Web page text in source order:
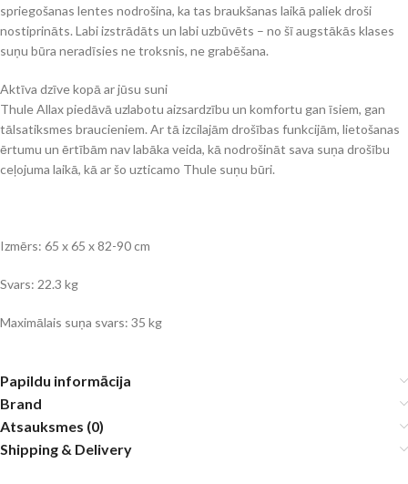
spriegošanas lentes nodrošina, ka tas braukšanas laikā paliek droši
nostiprināts. Labi izstrādāts un labi uzbūvēts – no šī augstākās klases
suņu būra neradīsies ne troksnis, ne grabēšana.
Aktīva dzīve kopā ar jūsu suni
Thule Allax piedāvā uzlabotu aizsardzību un komfortu gan īsiem, gan
tālsatiksmes braucieniem. Ar tā izcilajām drošības funkcijām, lietošanas
ērtumu un ērtībām nav labāka veida, kā nodrošināt sava suņa drošību
ceļojuma laikā, kā ar šo uzticamo Thule suņu būri.
Izmērs: 65 x 65 x 82-90 cm
Svars: 22.3 kg
Maximālais suņa svars: 35 kg
Papildu informācija
Brand
Atsauksmes (0)
Shipping & Delivery